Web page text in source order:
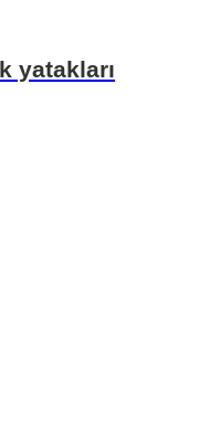
yatakları